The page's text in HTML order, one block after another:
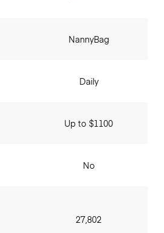
NannyBag
Daily
Up to $1100
No
27,802